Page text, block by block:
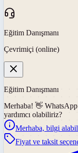
Eğitim Danışmanı
Çevrimiçi (online)
Eğitim Danışmanı
Merhaba! 👋
yardımcı olabiliriz?
Merhaba, bilgi
Fiyat ve taksit